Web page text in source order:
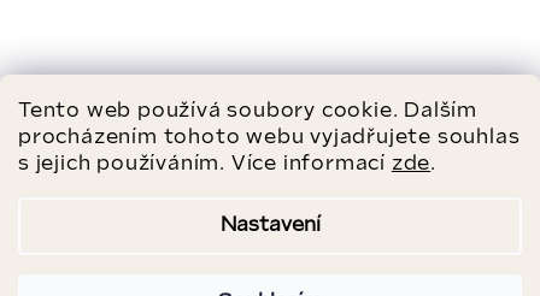
Tento web používá soubory cookie. Dalším
procházením tohoto webu vyjadřujete souhlas
s jejich používáním. Více informací zde.
Nastavení